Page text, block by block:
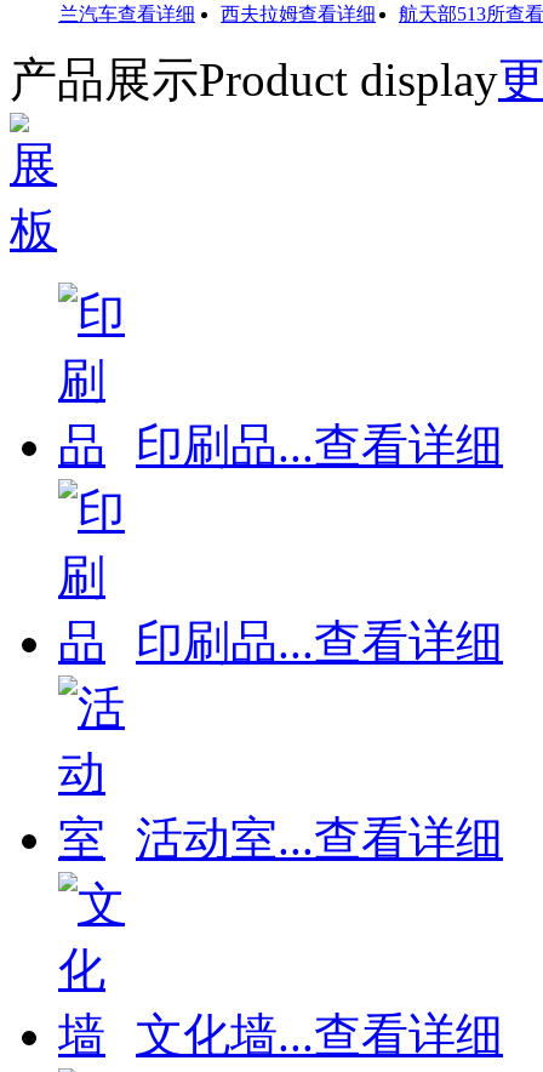
兰汽车查看详细 西夫拉姆查看详细 航天部513所查看详
产品展示Product display
印刷品...查看详细
印刷品...查看详细
活动室...查看详细
文化墙...查看详细